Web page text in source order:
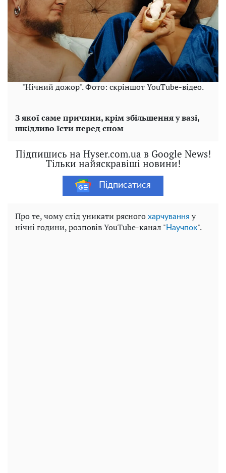
"Нічний дожор". Фото: скріншот YouTube-відео.
З якої саме причини, крім збільшення у вазі,
шкідливо їсти перед сном
Підпишись на Hyser.com.ua в Google News!
Тільки найяскравіші новини!
Підписатися
Про те, чому слід уникати рясного харчування у
нічні години, розповів YouTube-канал " Научпок".